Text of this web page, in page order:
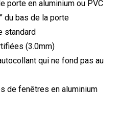
porte en aluminium ou PVC
du bas de la porte
standard
(3.0mm)
qui ne fond pas au
de fenêtres en aluminium